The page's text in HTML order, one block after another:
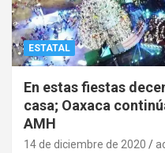
ESTATAL
En estas fiestas
casa; Oaxaca
AMH
14 de diciembre de 2020